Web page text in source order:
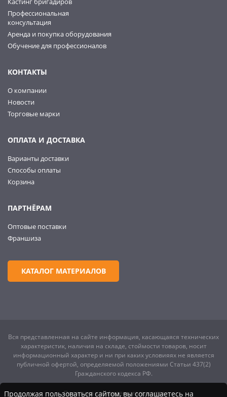
Профессиональная
консультация
Аренда и покупка оборудования
Обучение для профессионалов
КОНТАКТЫ
О компании
Новости
Торговые марки
ОПЛАТА И ДОСТАВКА
Варианты доставки
Способы оплаты
Корзина
ПАРТНЁРАМ
Оптовые поставки
Франшиза
КАТАЛОГ МАТЕРИАЛОВ
Вся представленная на сайте информация, касающаяся технических
характеристик, наличия на складе, стоймости товаров, носит
информационный характер и ни при каких условияях не является
публичной офертой, определяемой положениями Статьи 437(2)
Гражданского кодекса РФ.
Политика конфиденциальности
Продолжая пользоваться сайтом, вы соглашаетесь на